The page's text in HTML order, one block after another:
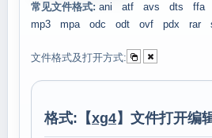
常见文件格式: ani atf avs dts ffa
mp3
mpa odc odt ovf pdx rar
文件格式及打开方式:
格式:【xg4】文件打开编